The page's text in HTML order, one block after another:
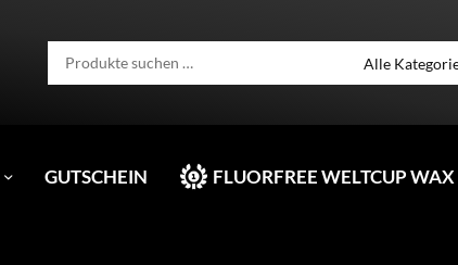
GUTSCHEIN FLUORFREE WELTCUP WAX